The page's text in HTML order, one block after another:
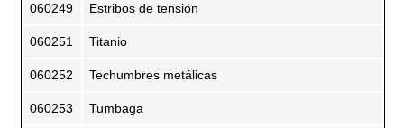
060249 Estribos de tensión
060251 Titanio
060252 Techumbres metálicas
060253 Tumbaga